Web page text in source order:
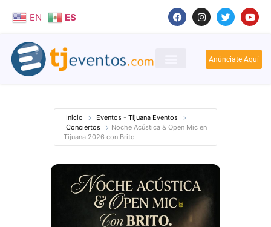
EN ES
Anúnciate Aquí
Inicio
Eventos - Tijuana Eventos
Conciertos
Noche Acústica & Open Mic en
Tijuana 2026 con Brito